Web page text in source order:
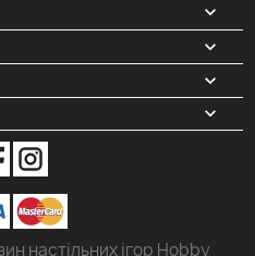


keyboard_arrow_down
keyboard_arrow_down
настільних ігор Hobby